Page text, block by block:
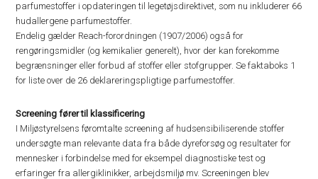
parfumestoffer i opdateringen til legetøjsdirektivet, som nu inkluderer 66
hudallergene parfumestoffer.
Endelig gælder Reach-forordningen (1907/2006) også for
rengøringsmidler (og kemikalier generelt), hvor der kan forekomme
begrænsninger eller forbud af stoffer eller stofgrupper. Se faktaboks 1
for liste over de 26 deklareringspligtige parfumestoffer.
Screening fører til klassificering
I Miljøstyrelsens føromtalte screening af hudsensibiliserende stoffer
undersøgte man relevante data fra både dyreforsøg og resultater for
mennesker i forbindelse med for eksempel diagnostiske test og
erfaringer fra allergiklinikker, arbejdsmiljø mv. Screeningen blev